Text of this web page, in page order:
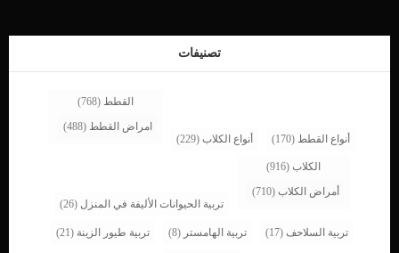
خلال الوظائف اليومية. اهمية شوارب القطط _ معدات حسية مضبوطة خصيصًا لتوجيه
[…]
تصنيفات
أنواع القطط (170) أنواع الكلاب (229)
القطط (768)
امراض القطط (488)
الكلاب (916)
أمراض الكلاب (710)
تربية الحيوانات الأليفة في المنزل (26)
تربية السلاحف (17) تربية الهامستر (8) تربية طيور الزينة (21)